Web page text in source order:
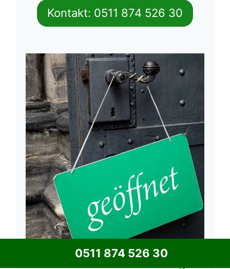
Einbruchschaden
Beseitigung, Reparatur
Kontakt: 0511 874 526 30
0511 874 526 30